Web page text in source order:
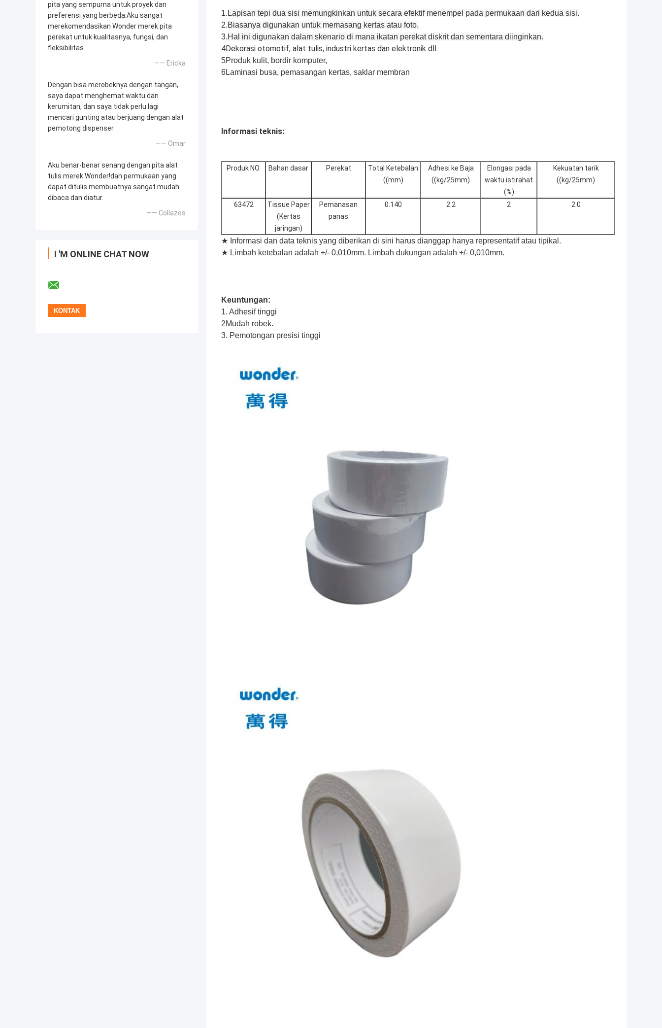
pita yang sempurna untuk proyek dan
preferensi yang berbeda.Aku sangat
merekomendasikan Wonder merek pita
perekat untuk kualitasnya, fungsi, dan
fleksibilitas.
—— Ericka
Dengan bisa merobeknya dengan tangan,
saya dapat menghemat waktu dan
kerumitan, dan saya tidak perlu lagi
mencari gunting atau berjuang dengan alat
pemotong dispenser.
—— Omar
Aku benar-benar senang dengan pita alat
tulis merek Wonder!dan permukaan yang
dapat ditulis membuatnya sangat mudah
dibaca dan diatur.
—— Collazos
I 'M ONLINE CHAT NOW
1. Lapisan tepi dua sisi memungkinkan untuk secara efektif menempel pada permukaan dari kedua sisi.
2.Biasanya digunakan untuk memasang kertas atau foto.
3.Hal ini digunakan dalam skenario di mana ikatan perekat diskrit dan sementara diinginkan.
4Dekorasi otomotif, alat tulis, industri kertas dan elektronik dll.
5Produk kulit, bordir komputer,
6Laminasi busa, pemasangan kertas, saklar membran
Informasi teknis:
Produk NO. Bahan dasar Perekat
Total Ketebalan
((mm)
Adhesi ke Baja
((kg/25mm)
Elongasi pada
waktu istirahat
(%)
Kekuatan tarik
((kg/25mm)
63472
Tissue Paper
(Kertas
jaringan)
Pemanasan
panas
0.140 2.2 2 2.0
★ Informasi dan data teknis yang diberikan di sini harus dianggap hanya representatif atau tipikal.
★ Limbah ketebalan adalah +/- 0,010mm. Limbah dukungan adalah +/- 0,010mm.
Keuntungan:
1. Adhesif tinggi
2Mudah robek.
3. Pemotongan presisi tinggi